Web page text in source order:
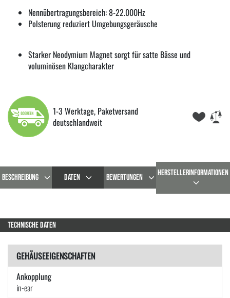
Nennübertragungsbereich: 8-22.000Hz
Polsterung reduziert Umgebungsgeräusche
Starker Neodymium Magnet sorgt für satte Bässe und
voluminösen Klangcharakter
1-3 Werktage, Paketversand
deutschlandweit
BESCHREIBUNG DATEN BEWERTUNGEN HERSTELLERINFORMATIONEN
TECHNISCHE DATEN
GEHÄUSEEIGENSCHAFTEN
Ankopplung
in-ear